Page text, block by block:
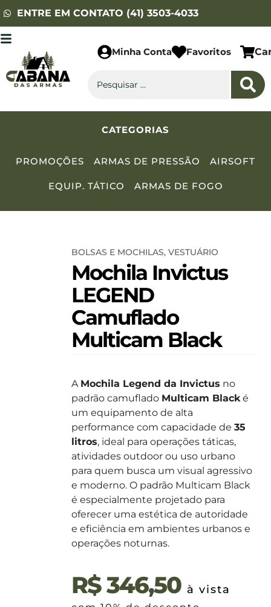
ENTRE EM CONTATO (41) 3503-4033
Minha Conta Favoritos
CATEGORIAS
PROMOÇÕES ARMAS DE PRESSÃO AIRSOFT
EQUIP. TÁTICO ARMAS DE FOGO
BOLSAS E MOCHILAS, VESTUÁRIO
Mochila Invictus
LEGEND
Camuflado
Multicam Black
A Mochila Legend da Invictus no
padrão camuflado Multicam Blacké
um equipamento de alta
performance com capacidade de 35
litros, ideal para operações táticas,
atividades outdoor ou uso urbano
para quem busca um visual agressivo
e moderno. O padrão Multicam Black
é especialmente projetado para
oferecer uma estética de autoridade
e eficiência em ambientes urbanos e
operações noturnas.
R$346,50 à vista